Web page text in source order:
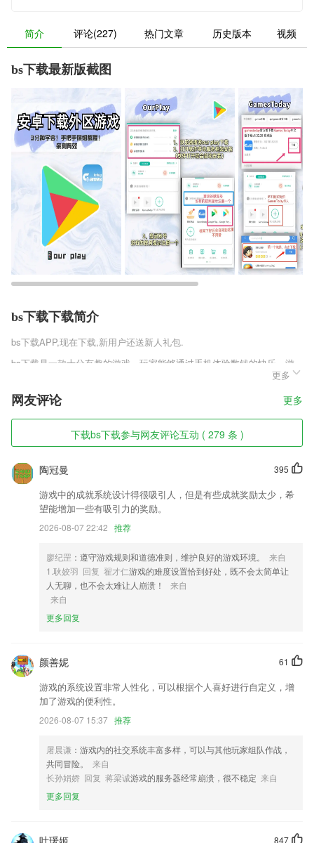
简介 评论(227) 热门文章 历史版本 视频
bs下载最新版截图
bs下载下载简介
bs下载APP,现在下载,新用户还送新人礼包.
bs下载是一款十分有趣的游戏。玩家能够通过手机体验数钱的快乐，游
戏更有多种有趣的模式可以让你挑战，更能带给你不一样的游戏体验。丰
富的奖励更能让你领取，独特的模拟方式更能带给你欢乐，解决更多的问
题。简单的操作让你更快的上手，更能享受数钱的真实的快乐，更快的沉
浸其中。
bs下载软件特色
1,能够通过它关注井研动态，足不出户也能对井研热点了如指掌;
2,为已经拿到驾照的本本族提供量身定制的陪练服务。
3,还有空气质量预报、霾预警，出行早计划。
4,【智能搜索】
6,手机上也能使用抵用卡啦，房源精选做起来！
bs下载软件优势
1.具有浅显易懂的教育系统，为2265用户供给了由入门到精学的教育系统
2.·一手中医行业资讯
3.专业、自动分析数据：多样式图表可直接引用，支持各类专业分析，帮
助挖掘数据的潜在价值。
4.即时拍摄作品、即时分享、即时互动反馈
5.按照新华社“三审一校”流程严格筛选平台讲师与课程内容。课程内容包
括“读时评，学申论”、“公务员读书会”、“国考课堂”、“多省联考课堂”等数
十个特色栏目；
6.在这里学习编程是很有趣的，大家每天的学习情况也都有记录。
bs下载更新了什么?
更多
网友评论 更多
下载bs下载参与网友评论互动 ( 279 条 )
395
陶冠曼
游戏中的成就系统设计得很吸引人，但是有些成就奖励太少，希
望能增加一些有吸引力的奖励。
2026-08-07 22:42 推荐
廖纪罡 ：遵守游戏规则和道德准则，维护良好的游戏环境。
来自
1.耿姣羽 回复 翟才仁游戏的难度设置恰到好处，既不会太简单让
人无聊，也不会太难让人崩溃！
来自
来自
更多回复
61
颜善妮
游戏的系统设置非常人性化，可以根据个人喜好进行自定义，增
加了游戏的便利性。
2026-08-07 15:37 推荐
屠晨谦 ：游戏内的社交系统丰富多样，可以与其他玩家组队作战，
共同冒险。
来自
长孙娟娇 回复 蒋梁诚游戏的服务器经常崩溃，很不稳定 来自
更多回复
847
叶瑗姬